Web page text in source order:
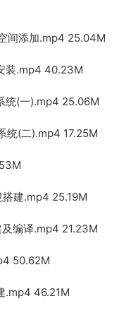
间添加.mp4 25.04M
装.mp4 40.23M
统(一).mp4 25.06M
统(二).mp4 17.25M
建.mp4 25.19M
编译.mp4 21.23M
50.62M
.mp4 46.21M